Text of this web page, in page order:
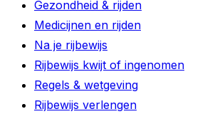
Gezondheid & rijden
Medicijnen en rijden
Na je rijbewijs
Rijbewijs kwijt of ingenomen
Regels & wetgeving
Rijbewijs verlengen